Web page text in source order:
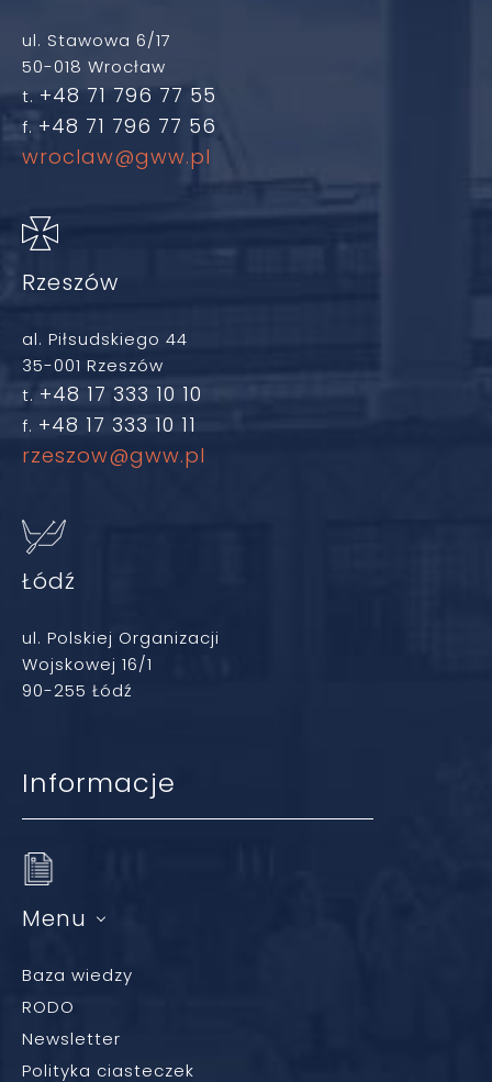
ul. Stawowa 6/17
50-018 Wrocław
t. +48 71 796 77 55
f. +48 71 796 77 56
wroclaw@gww.pl
Rzeszów
al. Piłsudskiego 44
35-001 Rzeszów
t. +48 17 333 10 10
f. +48 17 333 10 11
rzeszow@gww.pl
Łódź
ul. Polskiej Organizacji
Wojskowej 16/1
90-255 Łódź
Informacje
Menu
Baza wiedzy
RODO
Newsletter
Polityka ciasteczek